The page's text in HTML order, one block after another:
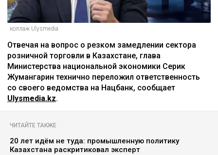
коллаж Ulysmedia
Отвечая на вопрос о резком замедлении сектора
розничной торговли в Казахстане, глава
Министерства национальной экономики Серик
Жумангарин технично переложил ответственность
со своего ведомства на Нацбанк, сообщает
Ulysmedia.kz.
ЧИТАЙТЕ ТАКЖЕ
20 лет идём не туда: промышленную политику
Казахстана раскритиковал эксперт